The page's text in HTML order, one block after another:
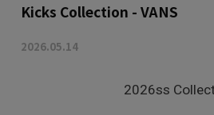
Kicks Collection - VANS
2026.05.14
2026ss